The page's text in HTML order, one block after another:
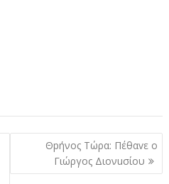
Θpήνος Τώρα: Πέθαvε ο
Γιώργος Διονuσίου